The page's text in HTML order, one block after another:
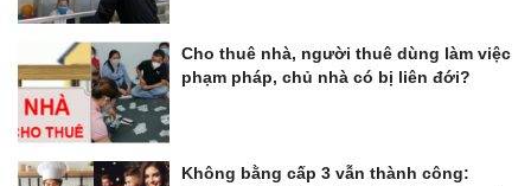
Cho thuê nhà, người thuê dùng làm việc
phạm pháp, chủ nhà có bị liên đới?
Không bằng cấp 3 vẫn thành công: